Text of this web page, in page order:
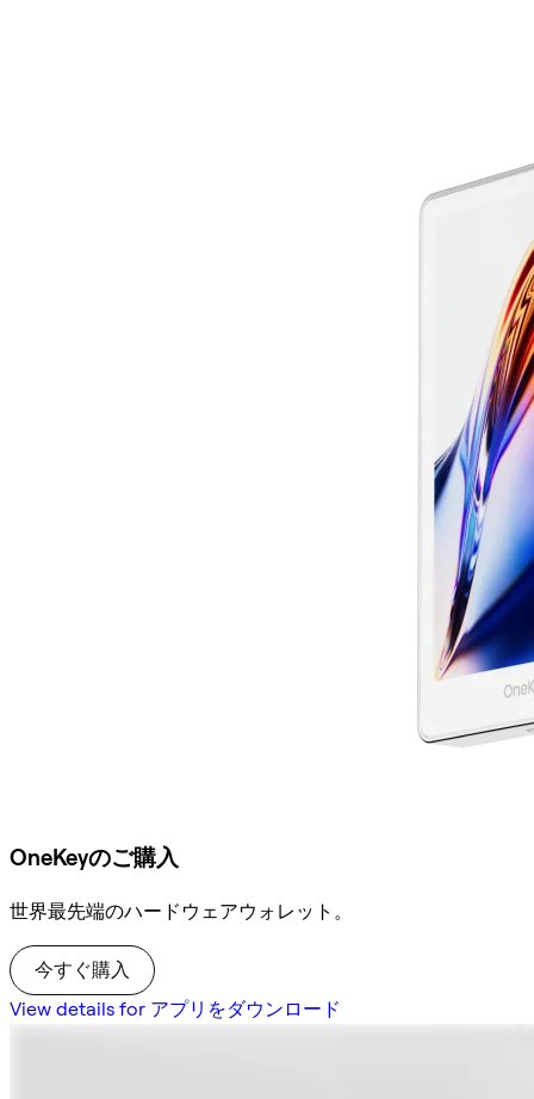
OneKeyのご購入
世界最先端のハードウェアウォレット。
今すぐ購入
View details for アプリをダウンロード